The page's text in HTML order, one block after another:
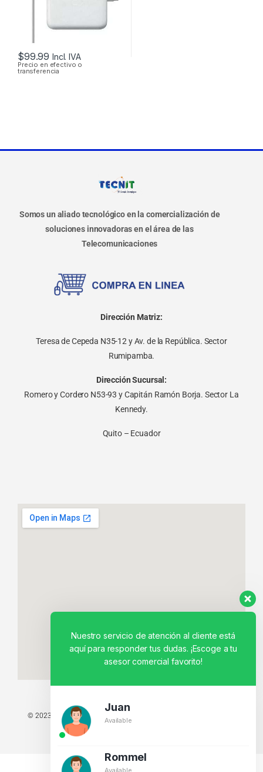
$99.99 Incl. IVA
Precio en efectivo o
transferencia
Somos un aliado tecnológico en la comercialización de
soluciones innovadoras en el área de las
Telecomunicaciones
Dirección Matriz:
Teresa de Cepeda N35-12 y Av. de la República. Sector
Rumipamba.
Dirección Sucursal:
Romero y Cordero N53-93 y Capitán Ramón Borja. Sector La
Kennedy.
Quito – Ecuador
© 2023 TODOS LOS DERECHOS RESERVADOS - TECNIT TU TIENDA
TECNOLÓGICA.
Nuestro servicio de atención al cliente está
aquí para responder tus dudas. ¡Escoge a tu
asesor comercial favorito!
Juan
Available
Rommel